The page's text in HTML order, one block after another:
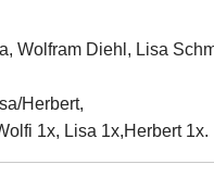
Wolfram Diehl, Lisa
Herbert,
1x, Lisa 1x,Herbert 1x.